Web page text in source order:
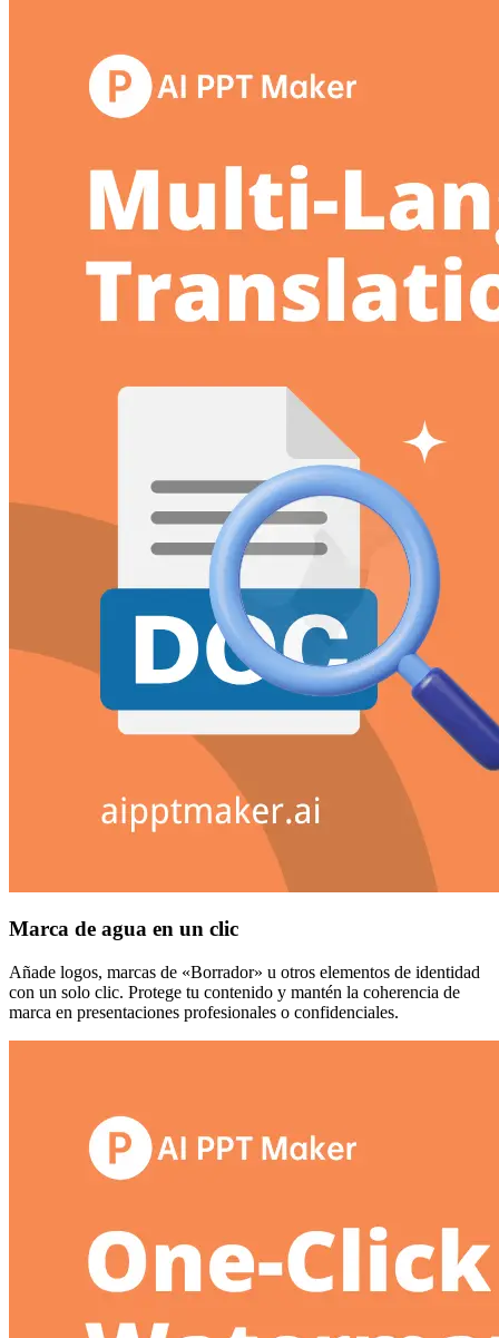
Marca de agua en un clic
Añade logos, marcas de «Borrador» u otros elementos de identidad
con un solo clic. Protege tu contenido y mantén la coherencia de
marca en presentaciones profesionales o confidenciales.